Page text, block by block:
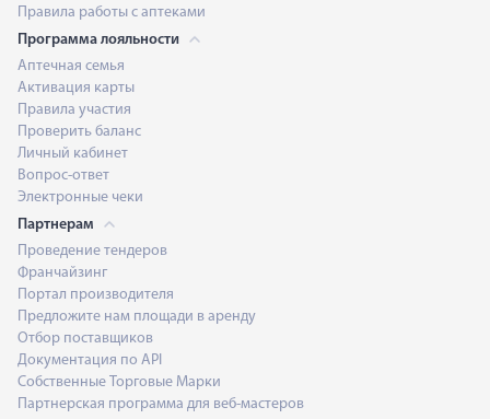
Правила работы с аптеками
Программа лояльности
Аптечная семья
Активация карты
Правила участия
Проверить баланс
Личный кабинет
Вопрос-ответ
Электронные чеки
Партнерам
Проведение тендеров
Франчайзинг
Портал производителя
Предложите нам площади в аренду
Отбор поставщиков
Документация по API
Собственные Торговые Марки
Партнерская программа для веб-мастеров